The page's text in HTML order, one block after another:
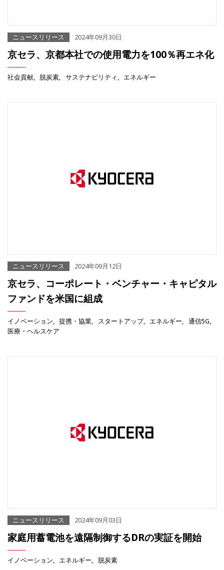
ニュースリリース 2024年09月30日
京セラ、京都本社での使用電力を100％再エネ化
社会貢献 脱炭素 サステナビリティ エネルギー
ニュースリリース 2024年09月12日
京セラ、コーポレート・ベンチャー・キャピタル
ファンドを米国に組成
イノベーション 提携・協業 スタートアップ エネルギー
通信5G
医療・ヘルスケア
ニュースリリース 2024年09月03日
家庭用蓄電池を遠隔制御するDRの実証を開始
イノベーション エネルギー 脱炭素